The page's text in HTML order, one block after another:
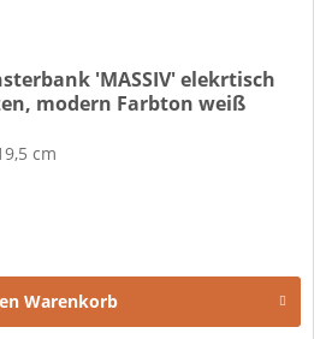
'MASSIV' elekrtisch
modern Farbton weiß
cm
Warenkorb